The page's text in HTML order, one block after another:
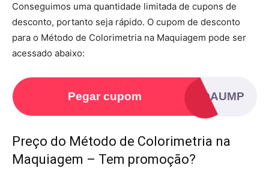
Conseguimos uma quantidade limitada de cupons de
desconto, portanto seja rápido. O cupom de desconto
para o Método de Colorimetria na Maquiagem pode ser
acessado abaixo:
Pegar cupom VYIOAUMP
Preço do Método de Colorimetria na
Maquiagem – Tem promoção?